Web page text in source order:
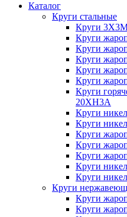
Каталог
Круги стальные
Круги
Круги
Круги
Круги
Круги
Круги
Круги
20ХН3А
Круги
Круги
Круги
Круги
Круги
Круги
Круги
Круги
Круги
Круги